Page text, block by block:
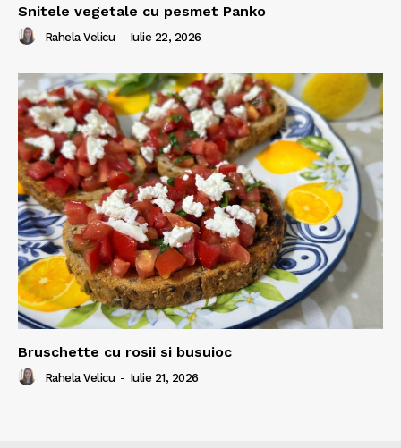
Snitele vegetale cu pesmet Panko
Rahela Velicu - Iulie 22, 2026
Bruschette cu rosii si busuioc
Rahela Velicu - Iulie 21, 2026